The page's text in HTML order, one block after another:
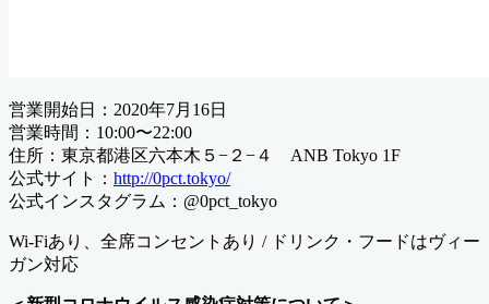
営業開始日：2020年7月16日
営業時間：10:00〜22:00
住所：東京都港区六本木５−２−４ ANB Tokyo 1F
公式サイト： http://0pct.tokyo/
公式インスタグラム：@0pct_tokyo
Wi-Fiあり、全席コンセントあり / ドリンク・フードはヴィー
ガン対応